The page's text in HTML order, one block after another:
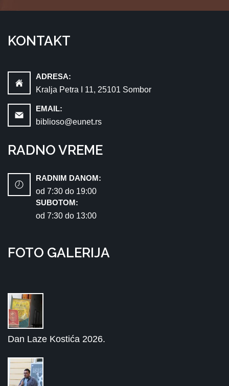
KONTAKT
ADRESA:
Kralja Petra I 11, 25101 Sombor
EMAIL:
biblioso@eunet.rs
RADNO VREME
RADNIM DANOM:
od 7:30 dо 19:00
SUBOTOM:
od 7:30 dо 13:00
FOTO GALERIJA
Dan Laze Kostića 2026.